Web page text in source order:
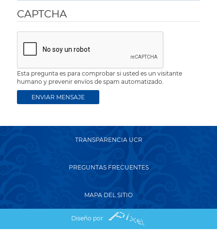
CAPTCHA
Esta pregunta es para comprobar si usted es un visitante
humano y prevenir envíos de spam automatizado.
TRANSPARENCIA UCR
PREGUNTAS FRECUENTES
MAPA DEL SITIO
Diseño por